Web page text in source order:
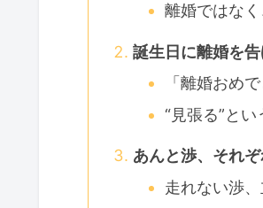
離婚ではな
誕生日に離婚を
「離婚おめ
“見張る”と
あんと渉、それぞ
走れない渉